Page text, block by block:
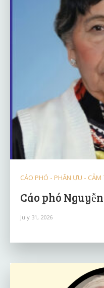
CÁO PHÓ - PHÂN ƯU - CẢM
Cáo phó
July 31, 2026